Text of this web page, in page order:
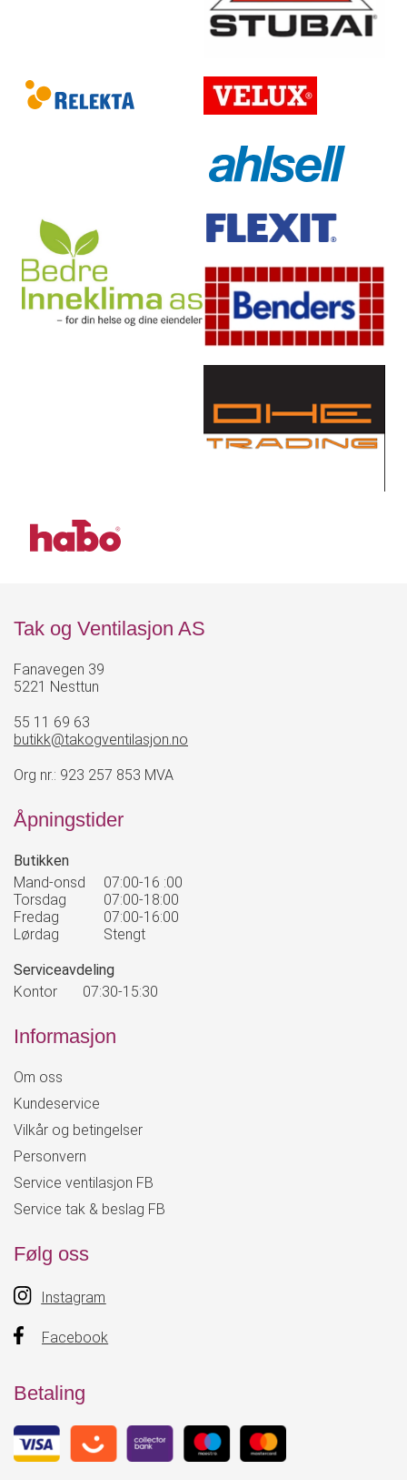
Tak og Ventilasjon AS
Fanavegen 39
5221 Nesttun
55 11 69 63
butikk@takogventilasjon.no
Org nr.: 923 257 853 MVA
Åpningstider
Butikken
Mand-onsd
07:00-16 :00
Torsdag
07:00-18:00
Fredag
07:00-16:00
Lørdag
Stengt
Serviceavdeling
Kontor
07:30-15:30
Informasjon
Om oss
Kundeservice
Vilkår og betingelser
Personvern
Service ventilasjon FB
Service tak & beslag FB
Følg oss
Instagram
Facebook
Betaling